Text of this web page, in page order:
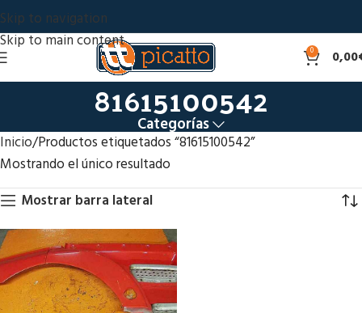
Skip to navigation
Skip to main content
0 0,00
81615100542
Categorías
Inicio Productos etiquetados “81615100542”
Mostrando el único resultado
Mostrar barra lateral